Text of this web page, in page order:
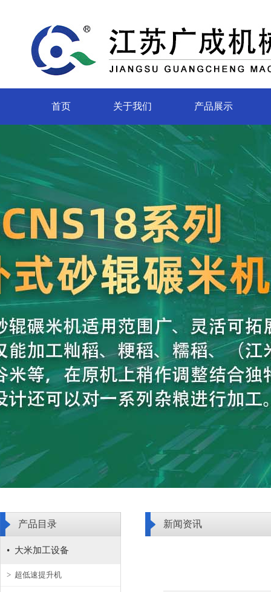
首页 关于我们 产品展示
产品目录
• 大米加工设备
> 超低速提升机
新闻资讯